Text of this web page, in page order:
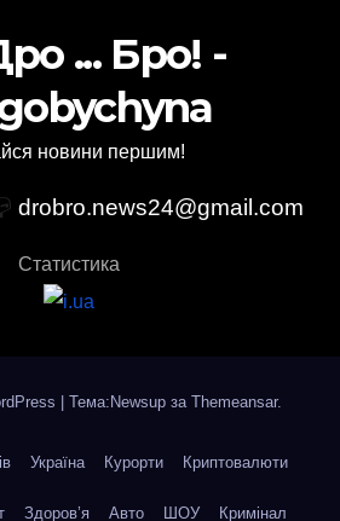
... Бро! -
новини першим!
drobro.news24@gmail.com
Статистика
| Тема:Newsup за Themeansar.
Україна Курорти Криптовалюти
Здоров’я Авто ШОУ Кримінал